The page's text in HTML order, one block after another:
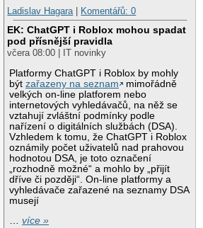
Ladislav Hagara| Komentářů: 0
EK: ChatGPT i Roblox mohou spadat
pod přísnější pravidla
včera 08:00 | IT novinky
Platformy ChatGPT i Roblox by mohly
býtzařazeny na seznam
mimořádně
velkých on-line platforem nebo
internetových vyhledávačů, na něž se
vztahují zvláštní podmínky podle
nařízení o digitálních službách (DSA).
Vzhledem k tomu, že ChatGPT i Roblox
oznámily počet uživatelů nad prahovou
hodnotou DSA, je toto označení
„rozhodně možné“ a mohlo by „přijít
dříve či později“. On-line platformy a
vyhledávače zařazené na seznamy DSA
musejí
…více »